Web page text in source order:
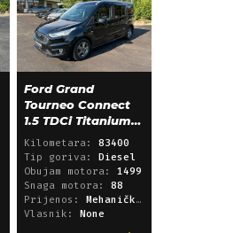
Ford Grand
Tourneo Connect
1.5 TDCi Titanium
L2 - panorama,
navigacija
Kilometara: 83400
Tip goriva:
Diesel
Obujam motora: 1499
Snaga motora: 88
Prijenos:
Mehanički mjenjač
Vlasnik:
None